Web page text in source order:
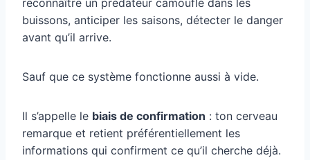
buissons, anticiper les saisons, détecter le danger
avant qu’il arrive.
Sauf que ce système fonctionne aussi à vide.
Il s’appelle le biais de confirmation : ton cerveau
remarque et retient préférentiellement les
informations qui confirment ce qu’il cherche déjà.